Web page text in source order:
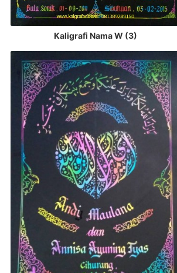
Kaligrafi Nama W (3)